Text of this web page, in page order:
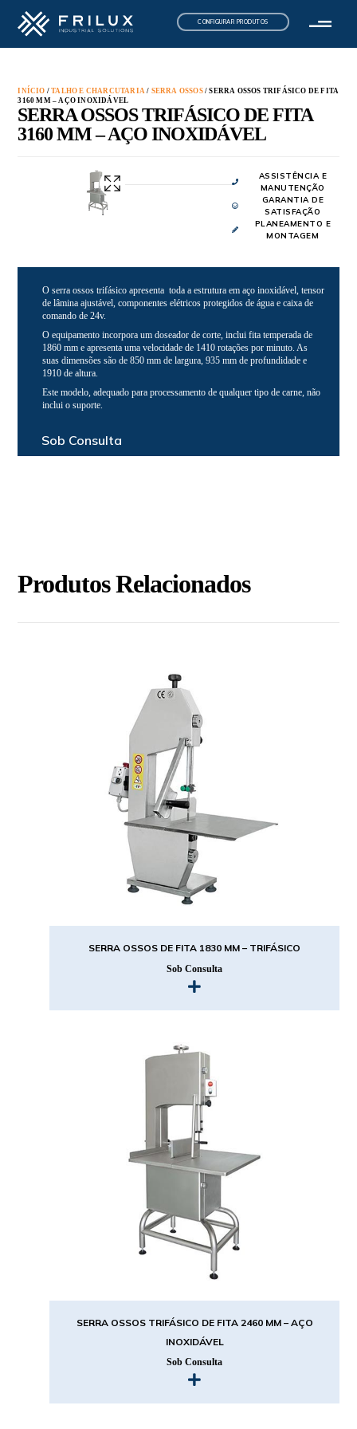
CONFIGURAR PRODUTOS
INÍCIO /TALHO E CHARCUTARIA / SERRA OSSOS/ SERRA OSSOS TRIFÁSICO DE FITA
3160 MM – AÇO INOXIDÁVEL
SERRA OSSOS TRIFÁSICO DE FITA
3160 MM – AÇO INOXIDÁVEL
ASSISTÊNCIA E
MANUTENÇÃO
GARANTIA DE
SATISFAÇÃO
PLANEAMENTO E
MONTAGEM
O serra ossos trifásico apresenta toda a estrutura em aço inoxidável, tensor
de lâmina ajustável, componentes elétricos protegidos de água e caixa de
comando de 24v.
O equipamento incorpora um doseador de corte, inclui fita temperada de
1860 mm e apresenta uma velocidade de 1410 rotações por minuto. As
suas dimensões são de 850 mm de largura, 935 mm de profundidade e
1910 de altura.
Este modelo, adequado para processamento de qualquer tipo de carne, não
inclui o suporte.
Sob Consulta
Produtos Relacionados
SERRA OSSOS DE FITA 1830 MM – TRIFÁSICO
Sob Consulta
SERRA OSSOS TRIFÁSICO DE FITA 2460 MM – AÇO
INOXIDÁVEL
Sob Consulta